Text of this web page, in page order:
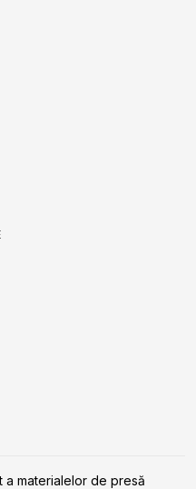
a materialelor de presă